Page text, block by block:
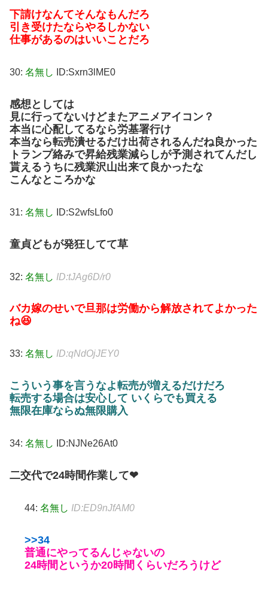
下請けなんてそんなもんだろ
引き受けたならやるしかない
仕事があるのはいいことだろ
30: 名無し ID:Sxrn3lME0
感想としては
見に行ってないけどまたアニメアイコン？
本当に心配してるなら労基署行け
本当なら転売潰せるだけ出荷されるんだね良かった
トランプ絡みで昇給残業減らしが予測されてんだし
貰えるうちに残業沢山出来て良かったな
こんなところかな
31: 名無し ID:S2wfsLfo0
童貞どもが発狂してて草
32: 名無し ID:tJAg6D/r0
バカ嫁のせいで旦那は労働から解放されてよかった
ね😆
33: 名無し ID:qNdOjJEY0
こういう事を言うなよ転売が増えるだけだろ
転売する場合は安心して いくらでも買える
無限在庫ならぬ無限購入
34: 名無し ID:NJNe26At0
二交代で24時間作業して❤
44: 名無し ID:ED9nJfAM0
>>34
普通にやってるんじゃないの
24時間というか20時間くらいだろうけど